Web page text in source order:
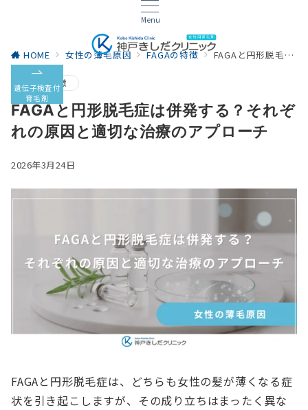
Menu
遺伝子検査付
育毛剤
HOME 女性の薄毛原因 FAGAの特徴 FAGAと円形脱毛症は併発する？それぞれの原因と適切な治療のアプローチ
FAGAの特徴
FAGAと円形脱毛症は併発する？それぞ
れの原因と適切な治療のアプローチ
2026年3月24日
FAGAと円形脱毛症は、どちらも女性の髪が薄くなる症
状を引き起こしますが、その成り立ちはまったく異な